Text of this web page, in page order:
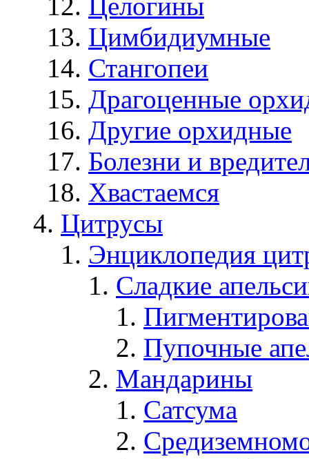
Целогины
Цимбидиумные
Стангопеи
Драгоценные
Другие орхидные
Болезни и
Хвастаемся
Цитрусы
Энциклопедия
Сладкие
Пупочные
Мандарины
Сатсума